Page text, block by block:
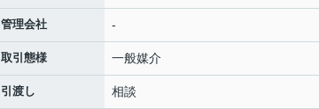
管理会社 -
取引態様 一般媒介
引渡し 相談